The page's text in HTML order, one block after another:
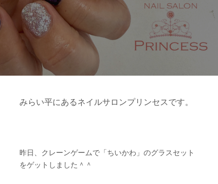
みらい平にあるネイルサロンプリンセスです。
昨日、クレーンゲームで「ちいかわ」のグラスセット
をゲットしました＾＾